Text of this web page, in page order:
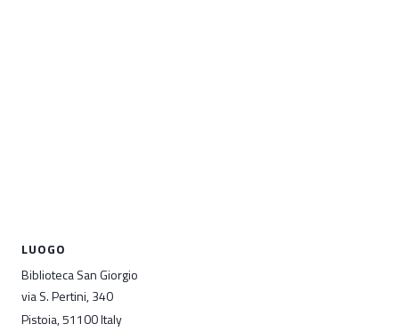
LUOGO
Biblioteca San Giorgio
via S. Pertini, 340
Pistoia,51100Italy